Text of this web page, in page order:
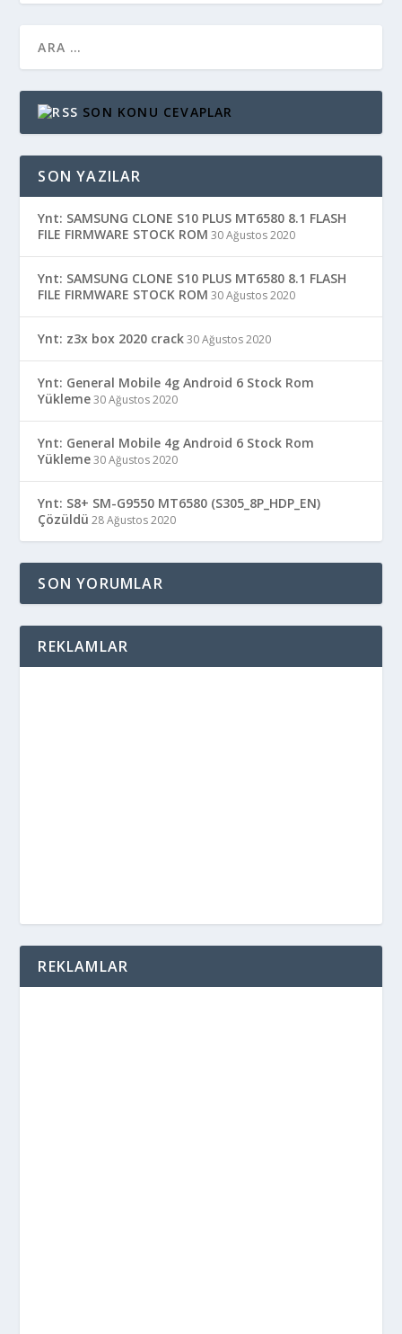
SON KONU CEVAPLAR
SON YAZILAR
Ynt: SAMSUNG CLONE S10 PLUS MT6580 8.1 FLASH
FILE FIRMWARE STOCK ROM 30 Ağustos 2020
Ynt: SAMSUNG CLONE S10 PLUS MT6580 8.1 FLASH
FILE FIRMWARE STOCK ROM 30 Ağustos 2020
Ynt: z3x box 2020 crack 30 Ağustos 2020
Ynt: General Mobile 4g Android 6 Stock Rom
Yükleme 30 Ağustos 2020
Ynt: General Mobile 4g Android 6 Stock Rom
Yükleme 30 Ağustos 2020
Ynt: S8+ SM-G9550 MT6580 (S305_8P_HDP_EN)
Çözüldü 28 Ağustos 2020
SON YORUMLAR
REKLAMLAR
REKLAMLAR